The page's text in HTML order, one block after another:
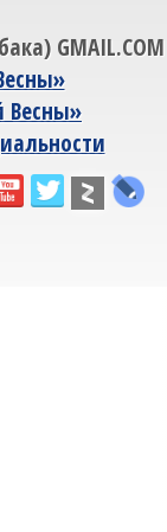
GMAIL.COM
Весны»